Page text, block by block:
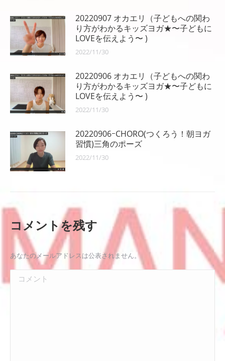
20220907 オカエリ（子どもへの関わ
り方がわかるキッズヨガ★〜子どもに
LOVEを伝えよう〜 )
2022/11/30
20220906 オカエリ（子どもへの関わ
り方がわかるキッズヨガ★〜子どもに
LOVEを伝えよう〜 )
2022/11/30
20220906ｰCHORO(つくろう！朝ヨガ
習慣)三角のポーズ
2022/11/30
コメントを残す
あなたのメールアドレスは公表されません。
コメント